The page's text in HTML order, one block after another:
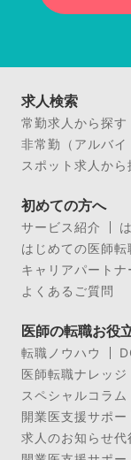
求人検索
常勤求人から探す
非常勤（アルバ
スポット求人から
初めての方へ
サービス紹介
はじめての医師
キャリアパートナ
よくあるご質問
医師の転職お役
転職ノウハウ
医師転職ナレッジ
スペシャルコラム
開業医支援サポー
求人のお知らせ代